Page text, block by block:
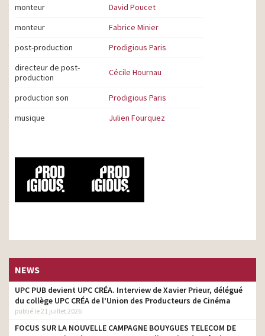
monteur
David Poucet
monteur
Fabrice Minier
post-production
Prodigious Paris
directeur de post-
production
Cécile Hournau
production son
Prodigious Paris
musique
Julien Fourquez
NEWS
UPC PUB devient UPC CRÉA. Interview de Xavier Prieur, délégué
du collège UPC CRÉA de l’Union des Producteurs de Cinéma
publié le 21 juillet 2026
FOCUS SUR LA NOUVELLE CAMPAGNE BOUYGUES TELECOM DE